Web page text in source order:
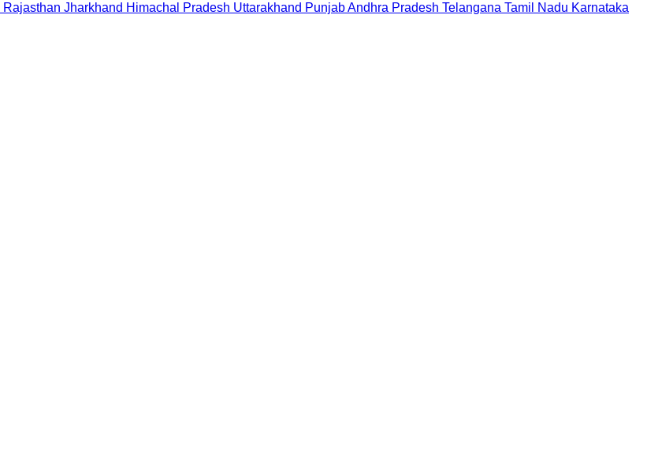
Rajasthan Jharkhand Himachal Pradesh Uttarakhand PunjabAndhra Pradesh Telangana Tamil Nadu Karnataka